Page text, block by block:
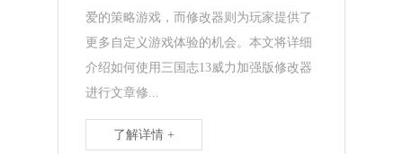
爱的策略游戏，而修改器则为玩家提供了
更多自定义游戏体验的机会。本文将详细
介绍如何使用三国志13威力加强版修改器
进行文章修...
了解详情 +